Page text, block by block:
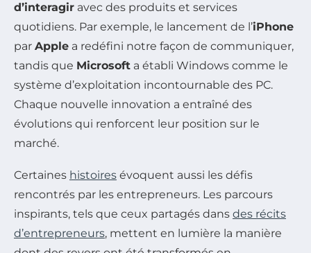
d’interagir avec des produits et services
quotidiens. Par exemple, le lancement de l’iPhone
par Apple a redéfini notre façon de communiquer,
tandis que Microsoft a établi Windows comme le
système d’exploitation incontournable des PC.
Chaque nouvelle innovation a entraîné des
évolutions qui renforcent leur position sur le
marché.
Certaines histoires évoquent aussi les défis
rencontrés par les entrepreneurs. Les parcours
inspirants, tels que ceux partagés dans des récits
d’entrepreneurs, mettent en lumière la manière